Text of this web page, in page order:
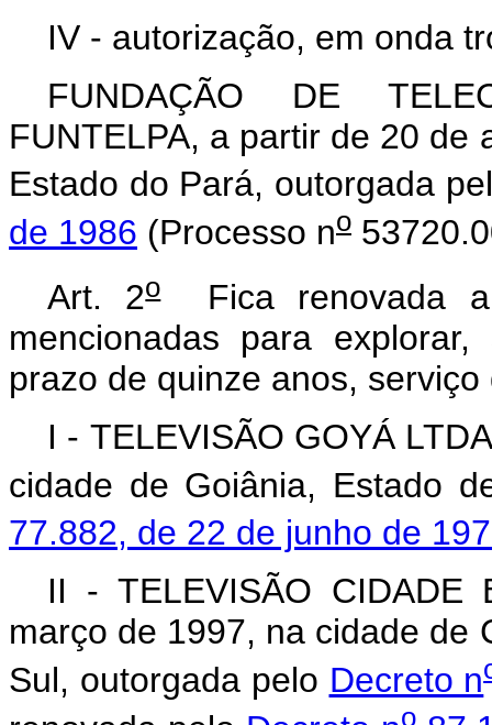
IV - autorização, em onda
FUNDAÇÃO DE
FUNTELPA, a partir de 20 de
Estado do Pará, outorgada
de 1986 (Processo no
Art. 2oFica renovada a
mencionadas para
prazo de quinze anos,
I - TELEVISÃO GOYÁ
cidade de Goiânia, Estado
77.882, de 22 de junho de
II - TELEVISÃO
março de 1997, na cidade de
Sul, outorgada pelo Decreto n
o